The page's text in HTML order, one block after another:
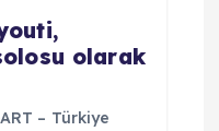
olarak
– Türkiye